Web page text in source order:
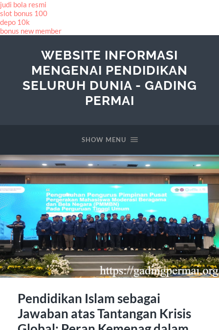
judi bola resmi
slot bonus 100
depo 10k
bonus new member
WEBSITE INFORMASI
MENGENAI PENDIDIKAN
SELURUH DUNIA - GADING
PERMAI
SHOW MENU
Pendidikan Islam sebagai
Jawaban atas Tantangan Krisis